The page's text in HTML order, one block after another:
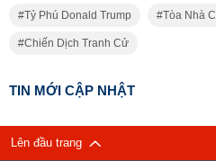
Tỷ Phú Donald Trump Tòa Nhà
Chiến Dịch Tranh Cử
TIN MỚI CẬP NHẬT
Lên đầu trang